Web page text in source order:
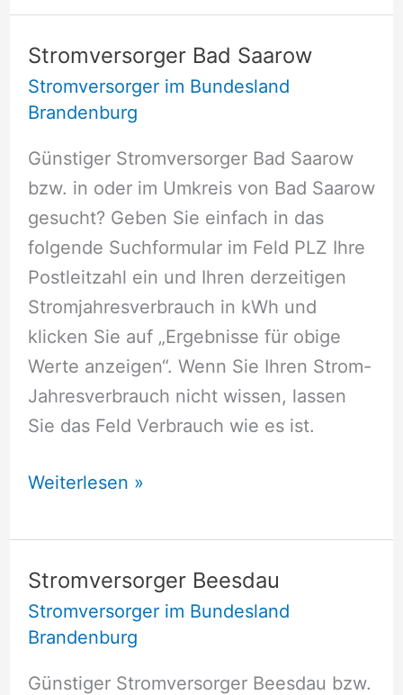
Stromversorger Bad Saarow
Stromversorger im Bundesland
Brandenburg
Günstiger Stromversorger Bad Saarow
bzw. in oder im Umkreis von Bad Saarow
gesucht? Geben Sie einfach in das
folgende Suchformular im Feld PLZ Ihre
Postleitzahl ein und Ihren derzeitigen
Stromjahresverbrauch in kWh und
klicken Sie auf „Ergebnisse für obige
Werte anzeigen“. Wenn Sie Ihren Strom-
Jahresverbrauch nicht wissen, lassen
Sie das Feld Verbrauch wie es ist.
Stromversorger
Saarow
Weiterlesen »
Stromversorger Beesdau
Stromversorger im Bundesland
Brandenburg
Günstiger Stromversorger Beesdau bzw.